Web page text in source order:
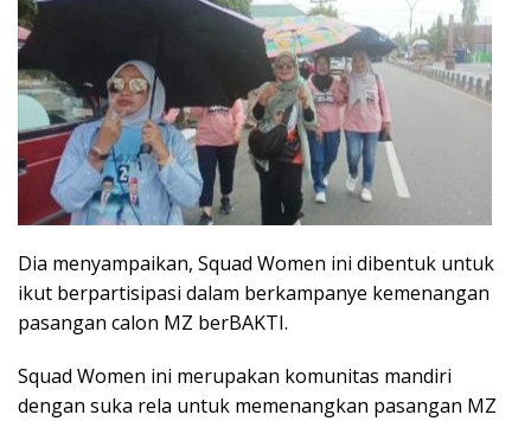
Dia menyampaikan, Squad Women ini dibentuk untuk
ikut berpartisipasi dalam berkampanye kemenangan
pasangan calon MZ berBAKTI.
Squad Women ini merupakan komunitas mandiri
dengan suka rela untuk memenangkan pasangan MZ